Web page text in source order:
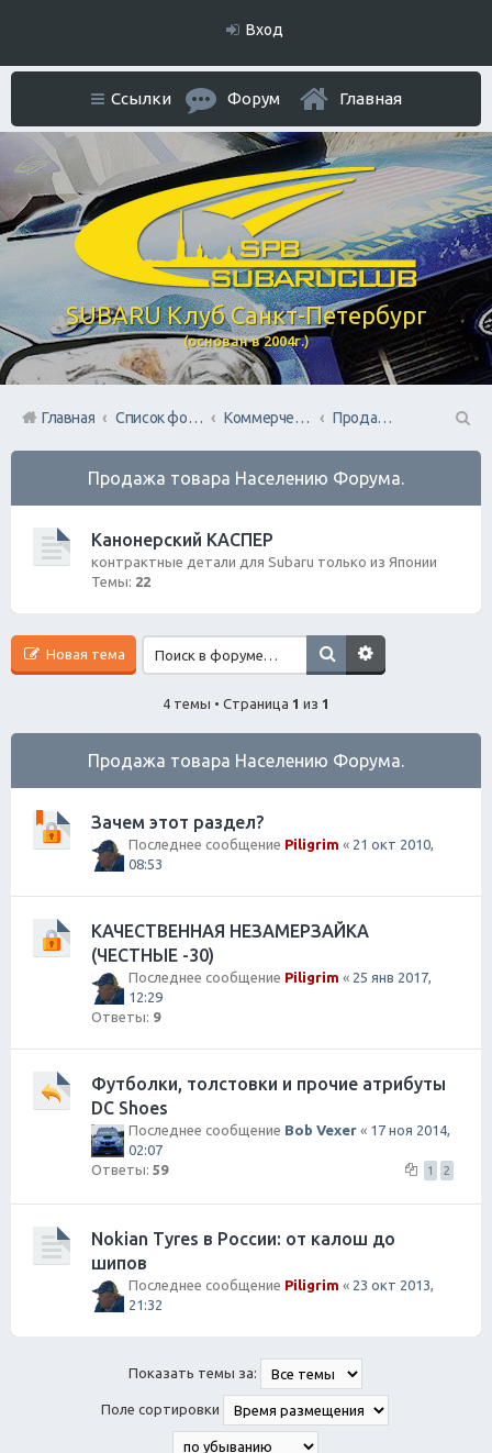
Вход
SUBARU Клуб Санкт-Петербург
(основан в 2004г.)
Ссылки Форум Главная
Главная Список форумов Коммерческий Отдел. Официальное расположение платной РЕКЛАМЫ.
Продажа товара Населению Форума.
П
Продажа товара Населению Форума.
Канонерский КАСПЕР
контрактные детали для Subaru только из Японии
Темы: 22
Новая тема
4 темы • Страница 1 из 1
Продажа товара Населению Форума.
Зачем этот раздел?
Последнее сообщение Piligrim « 21 окт 2010,
08:53
КАЧЕСТВЕННАЯ НЕЗАМЕРЗАЙКА
(ЧЕСТНЫЕ -30)
Последнее сообщение Piligrim « 25 янв 2017,
12:29
Ответы: 9
Футболки, толстовки и прочие атрибуты
DC Shoes
Последнее сообщение Bob Vexer « 17 ноя 2014,
02:07
Ответы: 59 1 2
Nokian Tyres в России: от калош до
шипов
Последнее сообщение Piligrim « 23 окт 2013,
21:32
Показать темы за:
Поле сортировки